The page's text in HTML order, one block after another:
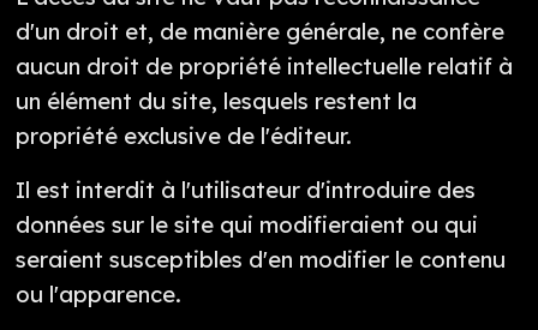
d'un droit et, de manière générale, ne confère
aucun droit de propriété intellectuelle relatif à
un élément du site, lesquels restent la
propriété exclusive de l'éditeur.
Il est interdit à l'utilisateur d'introduire des
données sur le site qui modifieraient ou qui
seraient susceptibles d'en modifier le contenu
ou l'apparence.